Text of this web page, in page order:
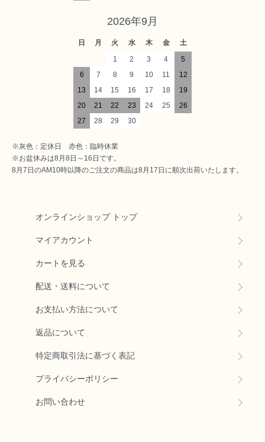
2026年9月
日 月 火 水 木 金
土
1
2 3 4
5
6
7 8 9 10 11
12
13
14 15 16 17 18
19
20
21 22 23 24 25
26
27
28 29 30
※灰色：定休日 赤色：臨時休業
※お盆休みは8月8日～16日です。
8月7日のAM10時以降のご注文の商品は8月17日に順次出荷いたします。
オンラインショップ トップ
マイアカウント
カートを見る
配送・送料について
お支払い方法について
返品について
特定商取引法に基づく表記
プライバシーポリシー
お問い合わせ